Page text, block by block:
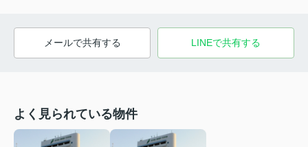
メールで共有する LINEで共有する
よく見られている物件